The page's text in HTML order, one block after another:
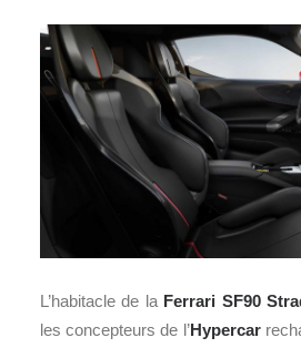
L’habitacle de la Ferrari SF90
les concepteurs de l’Hypercar